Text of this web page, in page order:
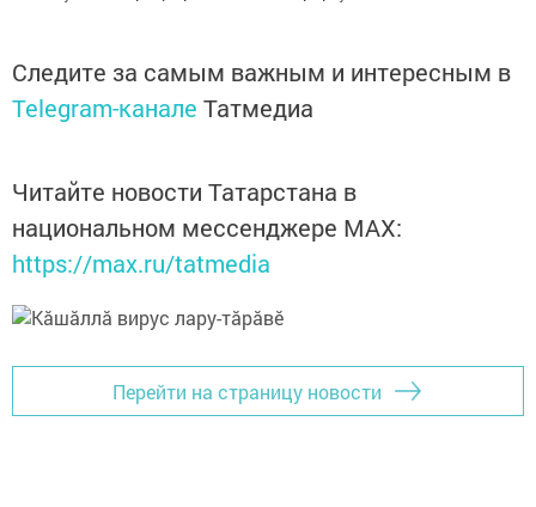
Следите за самым важным и интересным в
Telegram-канале Татмедиа
Читайте новости Татарстана в
национальном мессенджере MАХ:
https://max.ru/tatmedia
Перейти на страницу новости